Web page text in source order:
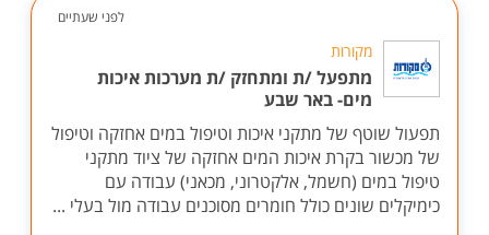
לפני שעתיים
מקורות
מתפעל /ת ומתחזק /ת מערכות איכות
מים- באר שבע
תפעול שוטף של מתקני איכות וטיפול במים אחזקה וטיפול
של מכשור בקרת איכות המים אחזקה של ציוד מתקני
טיפול במים (חשמל, אלקטרוני, מכאני) עבודה עם
כימיקלים שונים כולל חומרים מסוכנים עבודה מול בעלי ...